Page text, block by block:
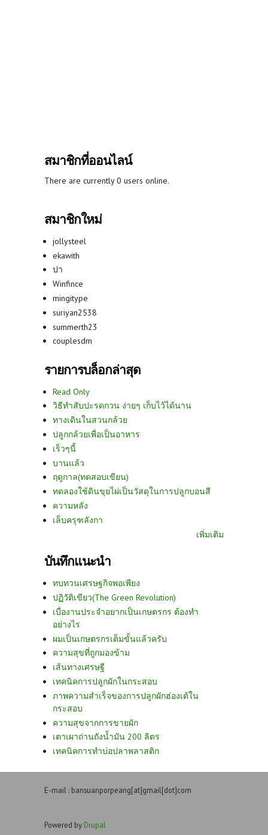
สมาชิกที่ออนไลน์
There are currently 0 users online.
สมาชิกใหม่
jollysteel
ekawith
ปา
Winfince
mingitype
suriyan2538
summerth23
couplesdm
รายการบล็อกล่าสุด
Read Only
วิธีทำสับปะรดกวน ง่ายๆ เก็บไว้ได้นาน
ทางเดินในสวนกล้วย
ปลูกกล้วยเพื่อเป็นอาหาร
เร็วๆนี้
บานแล้ว
ฤดูกาล(ทดสอบเขียน)
ทดลองใช้ดินขุยไผ่เป็นวัสดุในการปลูกบอนสี
ความหลัง
เล็บครุฑลังกา
เพิ่มเติม
บันทึกแนะนำ
ทบทวนเศรษฐกิจพอเพียง
ปฏิวัติเขียว(The Green Revolution)
เบื่องานประจำอยากเป็นเกษตรกร ต้องทำ
อย่างไร
ผมเป็นเกษตรกรเต็มขั้นแล้วครับ
ความสุขที่ถูกมองข้าม
เส้นทางเศรษฐี
เทคนิคการปลูกผักในกระสอบ
ภาพความสำเร็จของการปลูกผักฮ่องเต้ใน
กระสอบ
ความสุขจากการขายผัก
เตาเผาถ่านถังน้ำมัน 200 ลิตร
เทคนิคการทำบ่อปลาพลาสติก
E-mail : bansuanporpeang[at]gmail[dot]com
Powered by Drupal